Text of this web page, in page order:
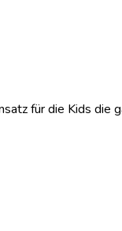
für die Kids die